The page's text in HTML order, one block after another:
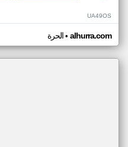
UA49OS
الحرة• alhurra.com